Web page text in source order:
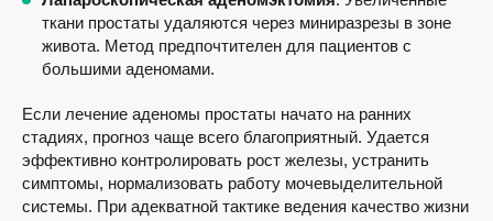
ткани простаты удаляются через миниразрезы в зоне
живота. Метод предпочтителен для пациентов с
большими аденомами.
Если лечение аденомы простаты начато на ранних
стадиях, прогноз чаще всего благоприятный. Удается
эффективно контролировать рост железы, устранить
симптомы, нормализовать работу мочевыделительной
системы. При адекватной тактике ведения качество жизни